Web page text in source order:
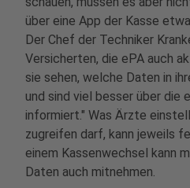
über eine App der Kasse
Der Chef der Techniker
Versicherten, die ePA auch
sie sehen, welche Daten in
und sind viel besser über die
informiert." Was Ärzte
zugreifen darf, kann jeweils
einem Kassenwechsel kann
Daten auch mitnehmen.